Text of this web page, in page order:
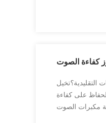
التقليدية؟تخيل
على كفاءة
مكبرات الصوت